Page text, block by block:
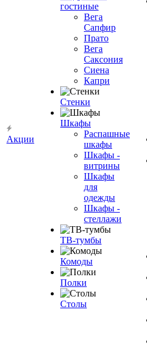
Акции
гостиные
Вега
Сапфир
Прато
Вега
Саксония
Сиена
Капри
Стенки
Шкафы
Распашные
шкафы
Шкафы -
витрины
Шкафы
для
одежды
Шкафы -
стеллажи
ТВ-тумбы
Комоды
Полки
Столы